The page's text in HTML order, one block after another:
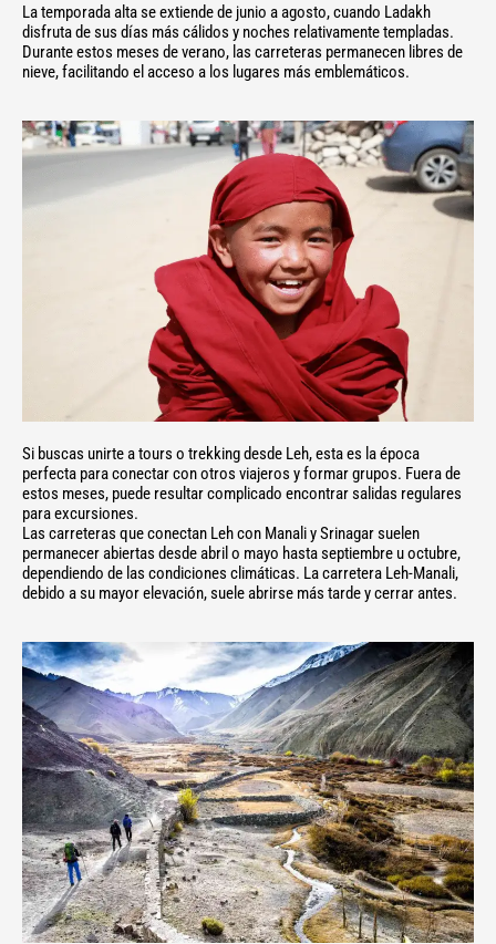
La temporada alta se extiende de junio a agosto, cuando Ladakh
disfruta de sus días más cálidos y noches relativamente templadas.
Durante estos meses de verano, las carreteras permanecen libres de
nieve, facilitando el acceso a los lugares más emblemáticos.
Si buscas unirte a tours o trekking desde Leh, esta es la época
perfecta para conectar con otros viajeros y formar grupos. Fuera de
estos meses, puede resultar complicado encontrar salidas regulares
para excursiones.
Las carreteras que conectan Leh con Manali y Srinagar suelen
permanecer abiertas desde abril o mayo hasta septiembre u octubre,
dependiendo de las condiciones climáticas. La carretera Leh-Manali,
debido a su mayor elevación, suele abrirse más tarde y cerrar antes.